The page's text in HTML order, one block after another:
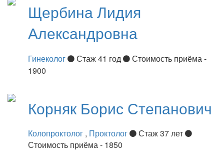
ЩербинаЛидия
Александровна
Гинеколог Стаж 41 год
Стоимость приёма -
1900
Корняк Борис Степанович
Колопроктолог , Проктолог
Стаж 37 лет
Стоимость приёма - 1850